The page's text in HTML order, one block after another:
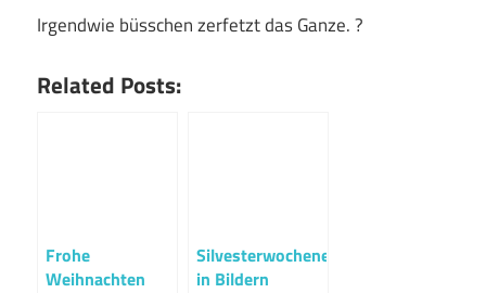
Irgendwie büsschen zerfetzt das Ganze. ?
Related Posts:
Frohe
Weihnachten
Silvesterwochenende
in Bildern